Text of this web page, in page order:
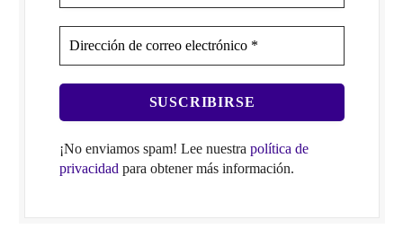
¡No enviamos spam! Lee nuestra política de
privacidad para obtener más información.